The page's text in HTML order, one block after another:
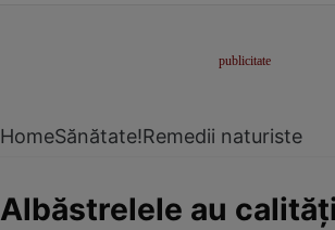
HomeSănătate!Remedii naturiste
Albăstrelele au